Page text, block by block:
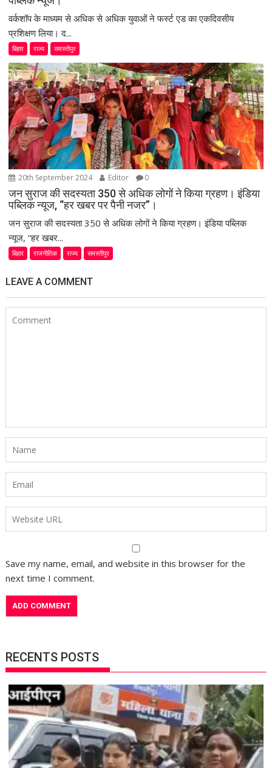
वर्कशॉप के माध्यम से अधिक से अधिक युवाओं ने फर्स्ट एड का एकदिवसीय
प्रशिक्षण लिया। द...
बिहार राज्य समस्तीपुर
20th September 2024 Editor 0
जन सुराज की सदस्यता 350 से अधिक लोगों ने किया ग्रहण। इंडिया
पब्लिक न्यूज, “हर खबर पर पैनी नजर”।
जन सुराज की सदस्यता 350 से अधिक लोगों ने किया ग्रहण। इंडिया पब्लिक
न्यूज, “हर खबर...
बिहार राजनीतिक राज्य समस्तीपुर
LEAVE A COMMENT
Save my name, email, and website in this browser for the
next time I comment.
RECENTS POSTS